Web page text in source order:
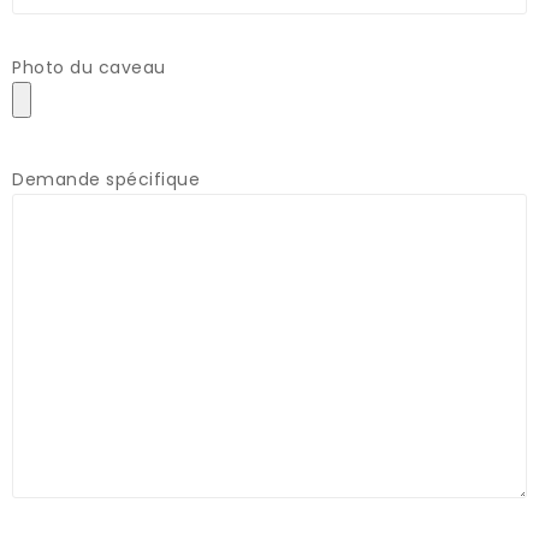
Photo du caveau
Demande spécifique